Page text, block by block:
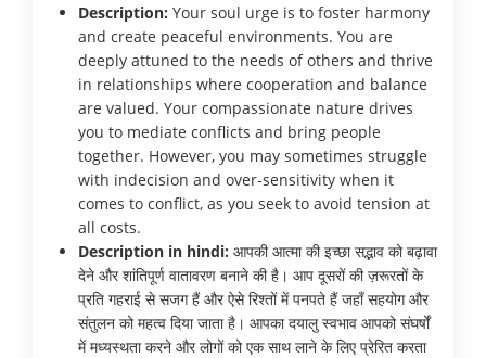
Description: Your soul urge is to foster harmony
and create peaceful environments. You are
deeply attuned to the needs of others and thrive
in relationships where cooperation and balance
are valued. Your compassionate nature drives
you to mediate conflicts and bring people
together. However, you may sometimes struggle
with indecision and over-sensitivity when it
comes to conflict, as you seek to avoid tension at
all costs.
Description in hindi: आपकी आत्मा की इच्छा सद्भाव को बढ़ावा
देने और शांतिपूर्ण वातावरण बनाने की है। आप दूसरों की ज़रूरतों के
प्रति गहराई से सजग हैं और ऐसे रिश्तों में पनपते हैं जहाँ सहयोग और
संतुलन को महत्व दिया जाता है। आपका दयालु स्वभाव आपको संघर्षों
में मध्यस्थता करने और लोगों को एक साथ लाने के लिए प्रेरित करता